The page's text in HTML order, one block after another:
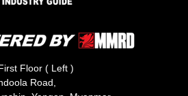
Floor ( Left )
Road,